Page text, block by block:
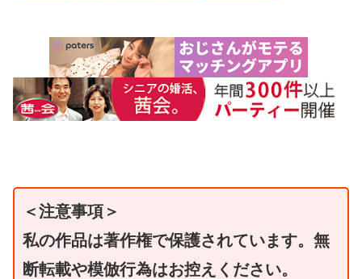
＜注意事項＞
私の作品は著作権で保護されています。無
断転載や模倣行為はお控えください。